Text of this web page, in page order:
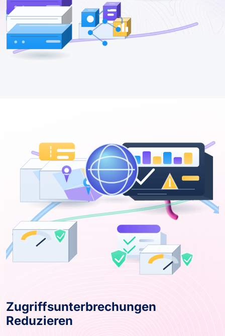
Zugriffsunterbrechungen
Reduzieren